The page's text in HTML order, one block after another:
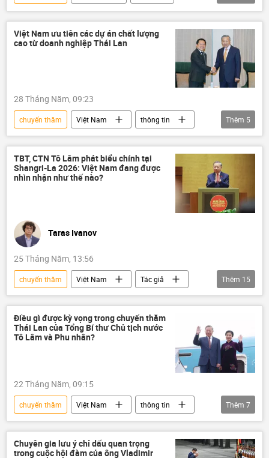
Nikolai Patrushev
Điện Kremlin
Moskva
Indonesia
bộ trưởng
doanh nghiệp
đóng tàu
Việt Nam ưu tiên các dự án chất lượng
cao từ doanh nghiệp Thái Lan
28 Tháng Năm, 09:23
chuyến thăm Việt Nam
thông tin
Tô Lâm
Bộ Chính Trị VN
Chính trị
ngoại giao
Thái Lan
Thêm 5
TBT, CTN Tô Lâm phát biểu chính tại
Shangri-La 2026: Việt Nam đang được
nhìn nhận như thế nào?
Taras Ivanov
25 Tháng Năm, 13:56
chuyến thăm Việt Nam
Tác giả
Quan điểm-Ý kiến
Tô Lâm
Tổng bí thư
Chủ tịch nước
Chính trị
Đối thoại Shangri-La
Ấn Độ - Thái Bình Dương
quan hệ quốc tế
an ninh quốc phòng
quốc phòng
Thêm 15
Điều gì được kỳ vọng trong chuyến thăm
Thái Lan của Tổng Bí thư Chủ tịch nước
Tô Lâm và Phu nhân?
22 Tháng Năm, 09:15
chuyến thăm Việt Nam
thông tin
Tô Lâm
Tổng bí thư
Thái Lan
Bộ Ngoại giao Việt Nam
Chính trị
Thêm 7
Chuyên gia lưu ý chỉ dấu quan trọng
trong cuộc hội đàm của ông Vladimir